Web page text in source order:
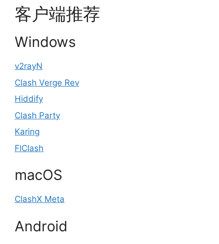
客户端推荐
Windows
v2rayN
Clash Verge Rev
Hiddify
Clash Party
Karing
FlClash
macOS
ClashX Meta
Android